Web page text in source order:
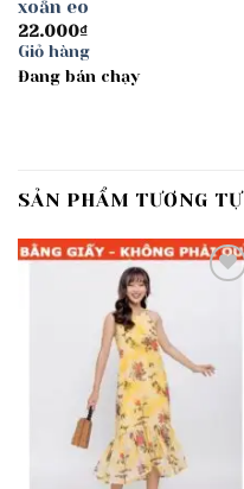
xoắn eo
22.000₫
Giỏ hàng
Đang bán chạy
SẢN PHẨM TƯƠNG TỰ